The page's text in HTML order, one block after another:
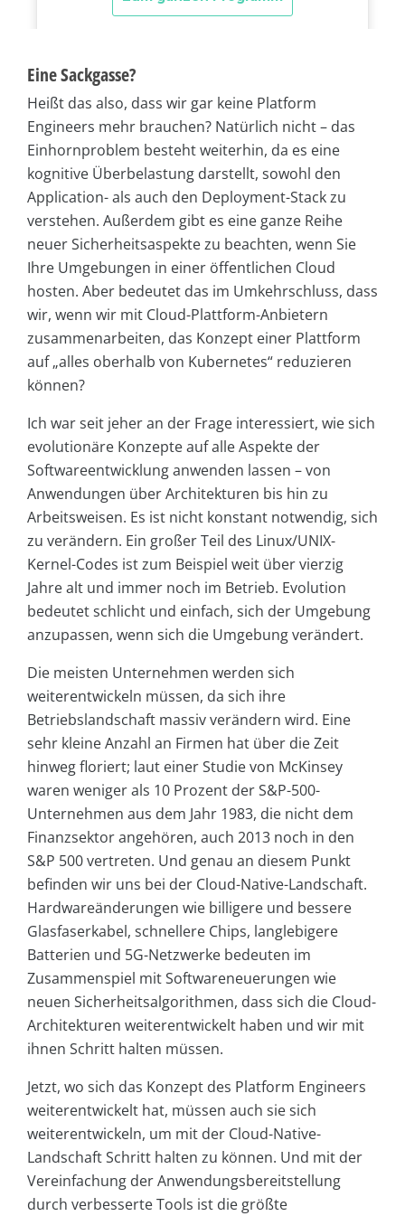
Eine Sackgasse?
Heißt das also, dass wir gar keine Platform
Engineers mehr brauchen? Natürlich nicht – das
Einhornproblem besteht weiterhin, da es eine
kognitive Überbelastung darstellt, sowohl den
Application- als auch den Deployment-Stack zu
verstehen. Außerdem gibt es eine ganze Reihe
neuer Sicherheitsaspekte zu beachten, wenn Sie
Ihre Umgebungen in einer öffentlichen Cloud
hosten. Aber bedeutet das im Umkehrschluss, dass
wir, wenn wir mit Cloud-Plattform-Anbietern
zusammenarbeiten, das Konzept einer Plattform
auf „alles oberhalb von Kubernetes“ reduzieren
können?
Ich war seit jeher an der Frage interessiert, wie sich
evolutionäre Konzepte auf alle Aspekte der
Softwareentwicklung anwenden lassen – von
Anwendungen über Architekturen bis hin zu
Arbeitsweisen. Es ist nicht konstant notwendig, sich
zu verändern. Ein großer Teil des Linux/UNIX-
Kernel-Codes ist zum Beispiel weit über vierzig
Jahre alt und immer noch im Betrieb. Evolution
bedeutet schlicht und einfach, sich der Umgebung
anzupassen, wenn sich die Umgebung verändert.
Die meisten Unternehmen werden sich
weiterentwickeln müssen, da sich ihre
Betriebslandschaft massiv verändern wird. Eine
sehr kleine Anzahl an Firmen hat über die Zeit
hinweg floriert; laut einer Studie von McKinsey
waren weniger als 10 Prozent der S&P-500-
Unternehmen aus dem Jahr 1983, die nicht dem
Finanzsektor angehören, auch 2013 noch in den
S&P 500 vertreten. Und genau an diesem Punkt
befinden wir uns bei der Cloud-Native-Landschaft.
Hardwareänderungen wie billigere und bessere
Glasfaserkabel, schnellere Chips, langlebigere
Batterien und 5G-Netzwerke bedeuten im
Zusammenspiel mit Softwareneuerungen wie
neuen Sicherheitsalgorithmen, dass sich die Cloud-
Architekturen weiterentwickelt haben und wir mit
ihnen Schritt halten müssen.
Jetzt, wo sich das Konzept des Platform Engineers
weiterentwickelt hat, müssen auch sie sich
weiterentwickeln, um mit der Cloud-Native-
Landschaft Schritt halten zu können. Und mit der
Vereinfachung der Anwendungsbereitstellung
durch verbesserte Tools ist die größte